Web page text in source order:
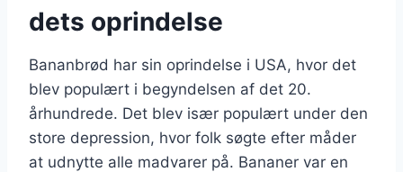
dets oprindelse
Bananbrød har sin oprindelse i USA, hvor det
blev populært i begyndelsen af det 20.
århundrede. Det blev især populært under den
store depression, hvor folk søgte efter måder
at udnytte alle madvarer på. Bananer var en